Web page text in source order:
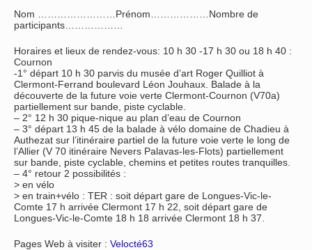
Nom ……………………Prénom………………Nombre de
participants………………
Horaires et lieux de rendez-vous: 10 h 30 -17 h 30 ou 18 h 40 :
Cournon
-1° départ 10 h 30 parvis du musée d’art Roger Quilliot à
Clermont-Ferrand boulevard Léon Jouhaux. Balade à la
découverte de la future voie verte Clermont-Cournon (V70a)
partiellement sur bande, piste cyclable.
– 2° 12 h 30 pique-nique au plan d’eau de Cournon
– 3° départ 13 h 45 de la balade à vélo domaine de Chadieu à
Authezat sur l’itinéraire partiel de la future voie verte le long de
l’Allier (V 70 itinéraire Nevers Palavas-les-Flots) partiellement
sur bande, piste cyclable, chemins et petites routes tranquilles.
– 4° retour 2 possibilités :
> en vélo
> en train+vélo : TER : soit départ gare de Longues-Vic-le-
Comte 17 h arrivée Clermont 17 h 22, soit départ gare de
Longues-Vic-le-Comte 18 h 18 arrivée Clermont 18 h 37.
Pages Web à visiter : Velocté63